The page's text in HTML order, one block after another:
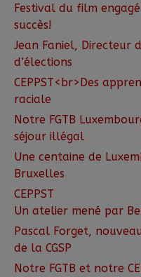
Festival du film
succès!
Jean Faniel, Directeur
d’élections
CEPPST<br>Des
raciale
Notre FGTB
séjour illégal
Une centaine de
Bruxelles
CEPPST
Un atelier mené par
Pascal Forget,
de la CGSP
Notre FGTB et notre